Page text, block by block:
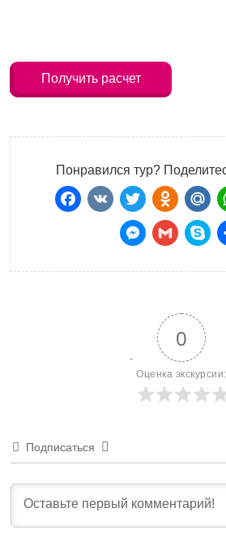
Получить расчет
Понравился тур?
Facebook
VKTwitter
0
Оценка экскурсии:
Подписаться